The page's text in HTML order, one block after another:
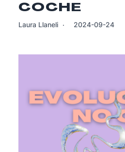
COCHE
Laura Llaneli 2024-09-24